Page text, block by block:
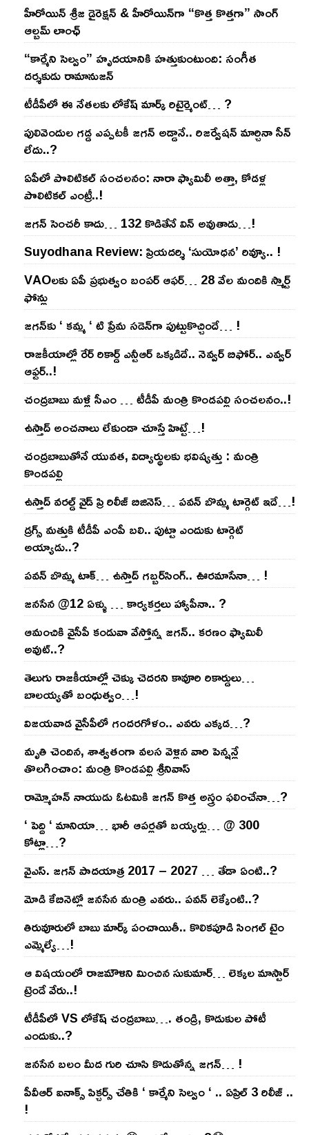
హీరోయిన్ శ్రీజ డైరెక్ష‌న్ & హీరోయిన్‌గా “కొత్త కొత్తగా” సాంగ్
ఆల్బమ్ లాంఛ్
“కార్మేని సెల్వం” హృదయానికి హత్తుకుంటుంది: సంగీత
దర్శకుడు రామానుజన్
టీడీపీలో ఈ నేత‌ల‌కు లోకేష్ మార్క్ రిటైర్మెంట్‌… ?
పులివెందుల గ‌డ్డ ఎప్ప‌ట‌కీ జ‌గ‌న్ అడ్డానే.. రిజ‌ర్వేష‌న్ మార్చినా సీన్
లేదు..?
ఏపీలో పొలిటిక‌ల్ సంచ‌ల‌నం: నారా ఫ్యామిలీ అత్తా, కోడ‌ళ్ల
పొలిటికల్ ఎంట్రీ..!
జ‌గ‌న్ సెంచ‌రీ కాదు… 132 కొడితేనే విన్ అవుతాడు…!
Suyodhana Review: ప్రియదర్శి ‘సుయోధన’ రివ్యూ.. !
VAOల‌కు ఏపీ ప్ర‌భుత్వం బంప‌ర్ ఆఫ‌ర్‌… 28 వేల మందికి స్మార్ట్
ఫోన్లు
జ‌గ‌న్‌కు ‘ క‌మ్మ ‘ టి ప్రేమ స‌డెన్‌గా పుట్టుకొచ్చిందే… !
రాజ‌కీయాల్లో రేర్ రికార్డ్ ఎన్టీఆర్ ఒక్క‌డిదే.. నెవ్వ‌ర్ బిఫోర్‌.. ఎవ్వ‌ర్
ఆఫ్ట‌ర్‌..!
చంద్ర‌బాబు మ‌ళ్లీ సీఎం … టీడీపీ మంత్రి కొండ‌ప‌ల్లి సంచ‌ల‌నం..!
ఉస్తాద్ అంచ‌నాలు లేకుండా చూస్తే హిట్టే…!
చంద్ర‌బాబుతోనే యువ‌త‌, విద్యార్థుల‌కు భ‌విష్య‌త్తు : మంత్రి
కొండ‌ప‌ల్లి
ఉస్తాద్ వ‌ర‌ల్డ్ వైడ్ ప్రి రిలీజ్ బిజినెస్‌… ప‌వ‌న్ బొమ్మ టార్గెట్ ఇదే…!
డ్రగ్స్ మత్తుకి టీడీపీ ఎంపీ బలి.. పుట్టా ఎందుకు టార్గెట్
అయ్యాడు..?
ప‌వ‌న్ బొమ్మ టాక్‌… ఉస్తాద్ గ‌బ్బ‌ర్‌సింగ్‌.. ఊర‌మాసేనా… !
జనసేన @12 ఏళ్ళు … కార్యకర్తలు హ్యాపీనా.. ?
ఆమంచికి వైసీపీ కండువా వేస్తోన్న జ‌గ‌న్‌.. క‌ర‌ణం ఫ్యామిలీ
అవుట్‌..?
తెలుగు రాజ‌కీయాల్లో చెక్కు చెద‌ర‌ని కావూరి రికార్డులు…
బాల‌య్యతో బంధుత్వం…!
విజ‌య‌వాడ వైసీపీలో గంద‌ర‌గోళం.. ఎవ‌రు ఎక్క‌డ‌…?
మృతి చెందిన, శాశ్వతంగా వలస వెళ్లిన వారి పెన్ష‌న్లే
తొల‌గించాం: మంత్రి కొండపల్లి శ్రీనివాస్
రామ్మోహ‌న్ నాయుడు ఓట‌మికి జ‌గ‌న్ కొత్త అస్త్రం ఫ‌లించేనా…?
‘ పెద్ది ‘ మానియా… భారీ ఆప‌ర్ల‌తో బ‌య్య‌ర్లు… @ 300
కోట్లా…?
వైఎస్‌. జ‌గ‌న్ పాద‌యాత్ర 2017 – 2027 … తేడా ఏంటి..?
మోడి కేబినెట్లో జ‌నసేన మంత్రి ఎవ‌రు.. ప‌వ‌న్ లెక్కేంటి..?
తిరువూరులో బాబు మార్క్ పంచాయితీ.. కొలిక‌పూడి సింగ‌ల్ టైం
ఎమ్మెల్యే…!
ఆ విష‌యంలో రాజ‌మౌళిని మించిన సుకుమార్‌… లెక్క‌ల మాస్టార్
ట్రెండే వేరు..!
టీడీపీలో VS లోకేష్ చంద్ర‌బాబు…. తండ్రి, కొడుకుల పోటీ
ఎందుకు..?
జ‌న‌సేన బ‌లం మీద గురి చూసి కొడుతోన్న జ‌గ‌న్‌… !
పీవీఆర్ ఐనాక్స్ పిక్చర్స్ చేతికి ‘ కార్మేని సెల్వం ‘ .. ఏప్రిల్ 3 రిలీజ్ ..
!